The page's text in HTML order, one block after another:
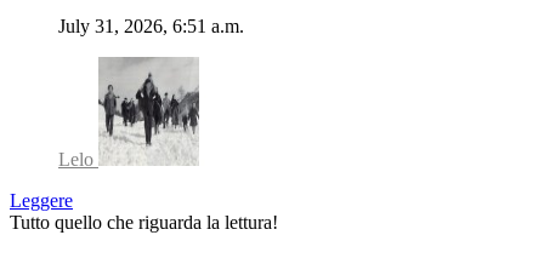
July 31, 2026, 6:51 a.m.
Lelo
Leggere
Tutto quello che riguarda la lettura!